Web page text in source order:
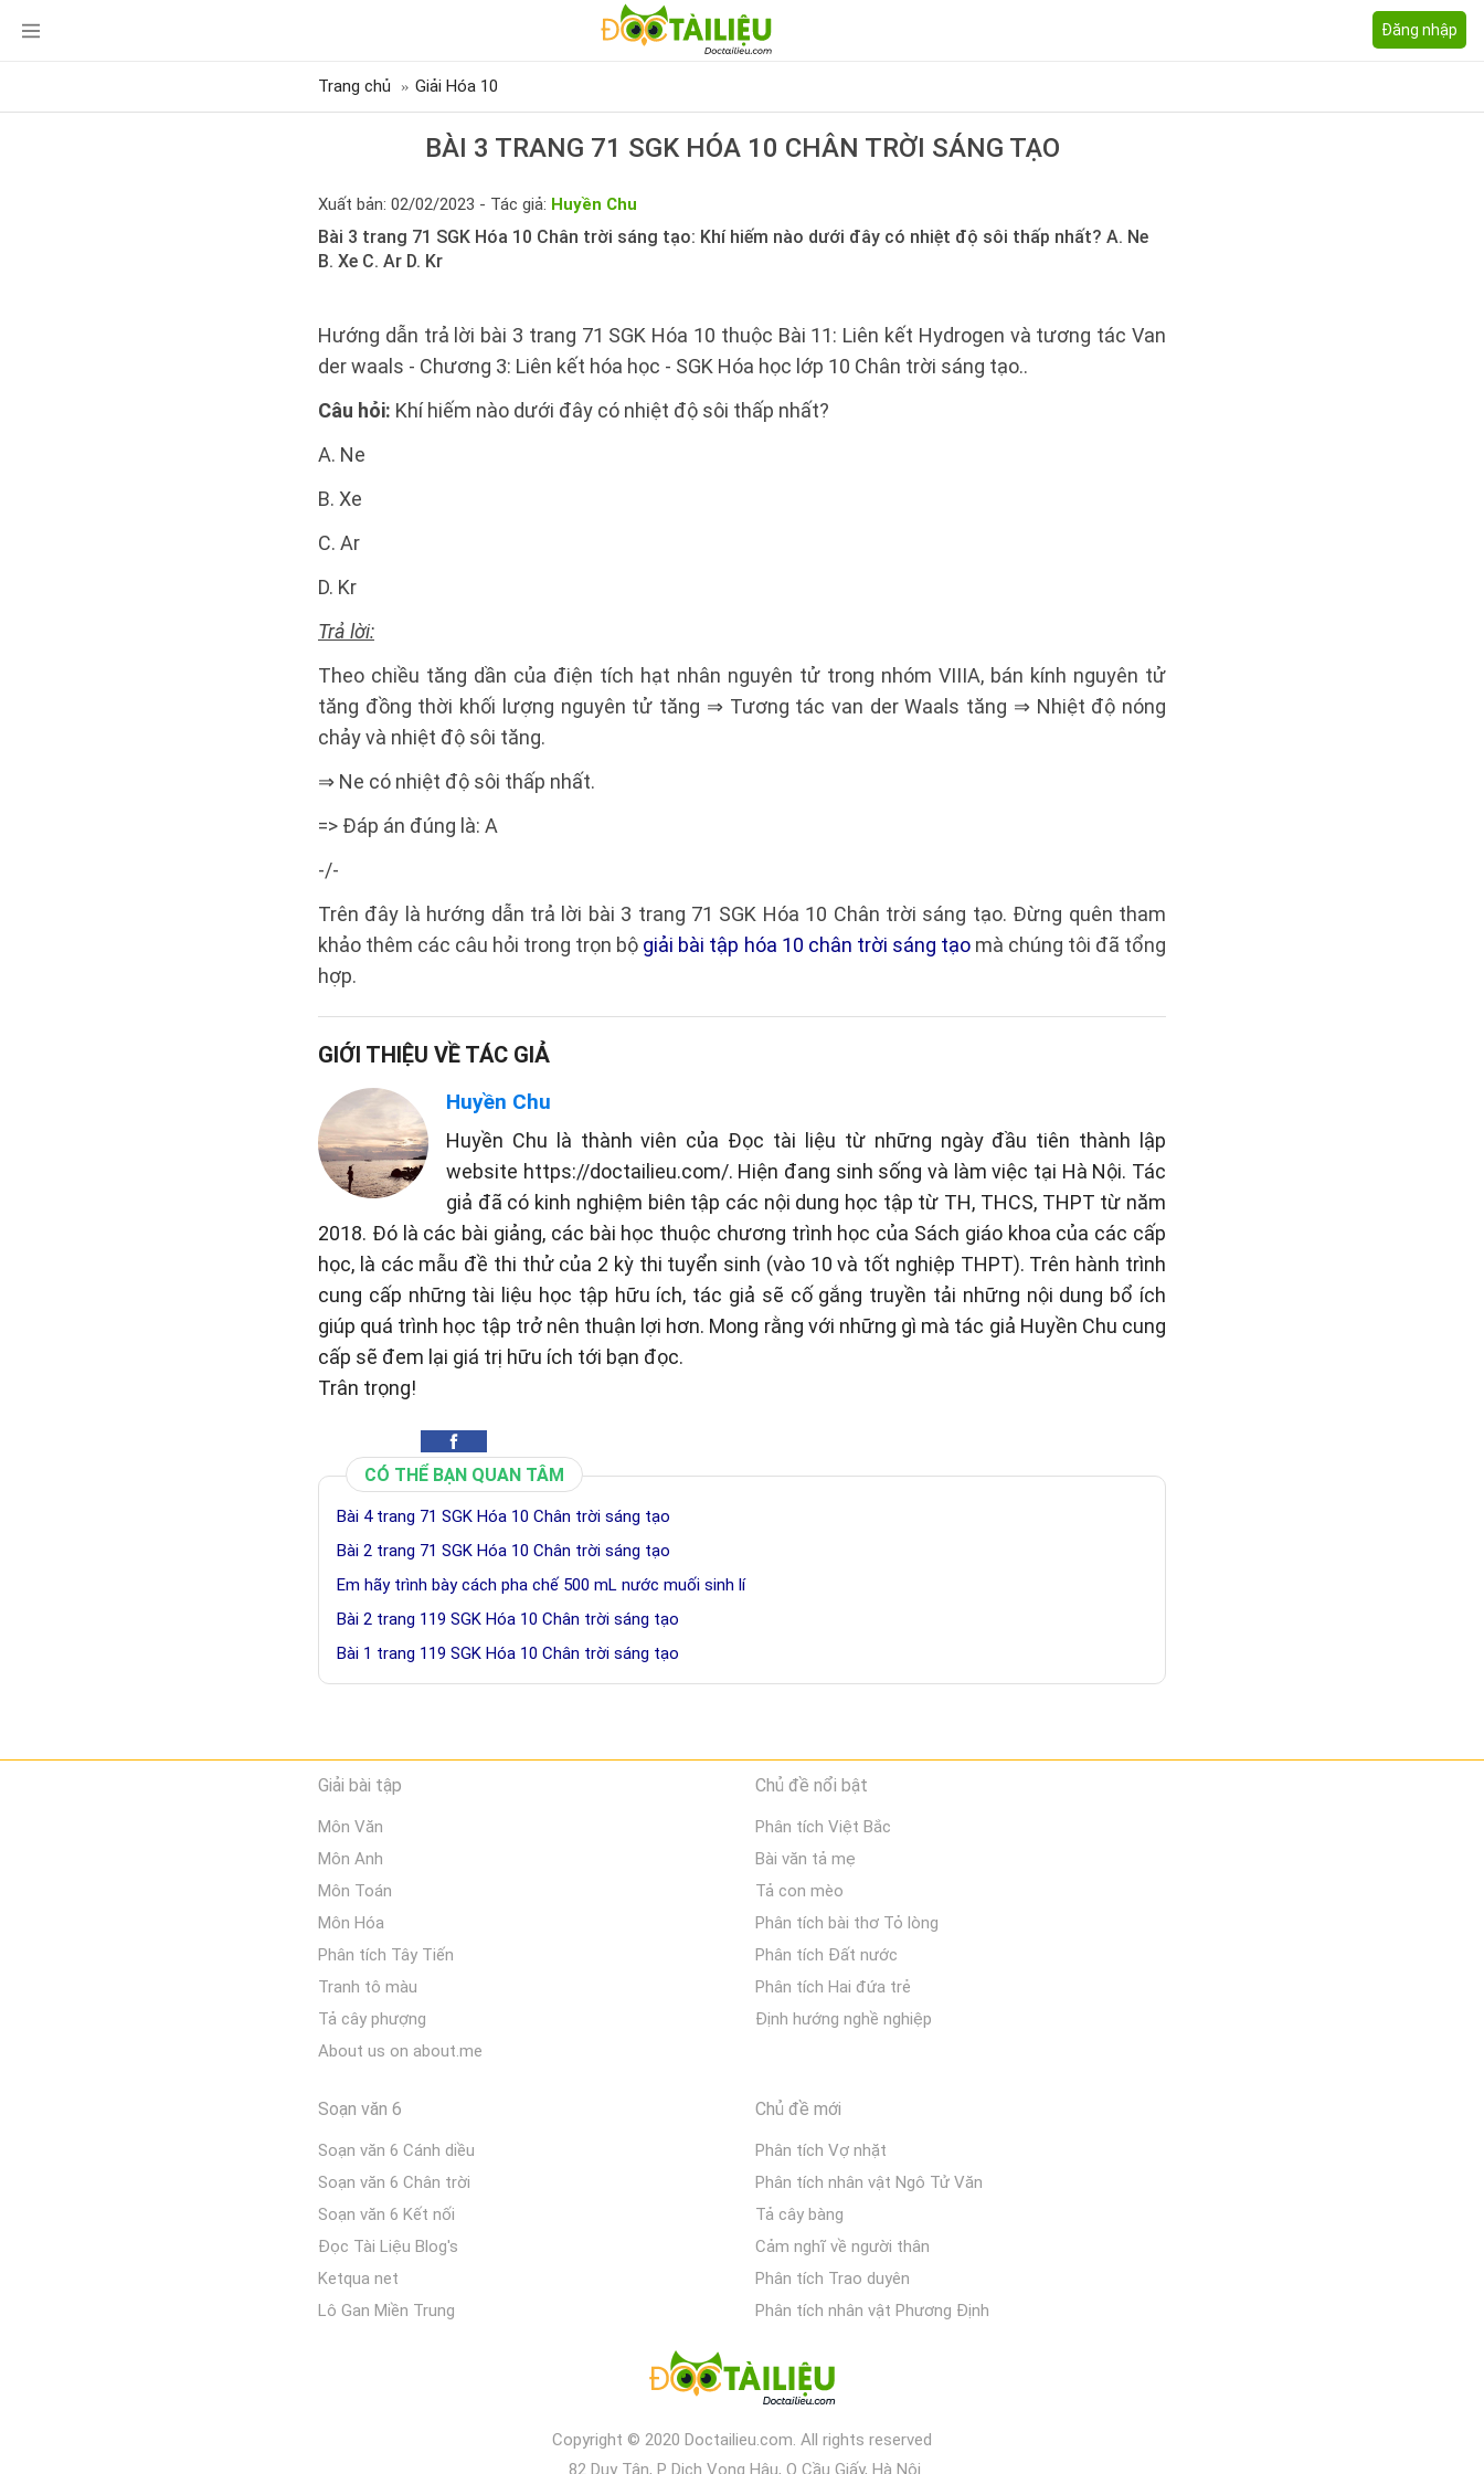
Đăng nhập
Trang chủ Giải Hóa 10
BÀI 3 TRANG 71 SGK HÓA 10 CHÂN TRỜI SÁNG TẠO
Xuất bản: 02/02/2023 - Tác giả: Huyền Chu
Bài 3 trang 71 SGK Hóa 10 Chân trời sáng tạo: Khí hiếm nào dưới đây có nhiệt độ sôi thấp nhất? A. Ne
B. Xe C. Ar D. Kr
Hướng dẫn trả lời bài 3 trang 71 SGK Hóa 10 thuộc Bài 11: Liên kết Hydrogen và tương tác Van
der waals - Chương 3: Liên kết hóa học - SGK Hóa học lớp 10 Chân trời sáng tạo..
Câu hỏi: Khí hiếm nào dưới đây có nhiệt độ sôi thấp nhất?
A. Ne
B. Xe
C. Ar
D. Kr
Trả lời:
Theo chiều tăng dần của điện tích hạt nhân nguyên tử trong nhóm VIIIA, bán kính nguyên tử
tăng đồng thời khối lượng nguyên tử tăng ⇒ Tương tác van der Waals tăng ⇒ Nhiệt độ nóng
chảy và nhiệt độ sôi tăng.
⇒ Ne có nhiệt độ sôi thấp nhất.
=> Đáp án đúng là: A
-/-
Trên đây là hướng dẫn trả lời bài 3 trang 71 SGK Hóa 10 Chân trời sáng tạo. Đừng quên tham
khảo thêm các câu hỏi trong trọn bộ giải bài tập hóa 10 chân trời sáng tạomà chúng tôi đã tổng
hợp.
GIỚI THIỆU VỀ TÁC GIẢ
Huyền Chu
Huyền Chu là thành viên của Đọc tài liệu từ những ngày đầu tiên thành lập
website https://doctailieu.com/. Hiện đang sinh sống và làm việc tại Hà Nội. Tác
giả đã có kinh nghiệm biên tập các nội dung học tập từ TH, THCS, THPT từ năm
2018. Đó là các bài giảng, các bài học thuộc chương trình học của Sách giáo khoa của các cấp
học, là các mẫu đề thi thử của 2 kỳ thi tuyển sinh (vào 10 và tốt nghiệp THPT). Trên hành trình
cung cấp những tài liệu học tập hữu ích, tác giả sẽ cố gắng truyền tải những nội dung bổ ích
giúp quá trình học tập trở nên thuận lợi hơn. Mong rằng với những gì mà tác giả Huyền Chu cung
cấp sẽ đem lại giá trị hữu ích tới bạn đọc.
Trân trọng!
CÓ THỂ BẠN QUAN TÂM
Bài 4 trang 71 SGK Hóa 10 Chân trời sáng tạo
Bài 2 trang 71 SGK Hóa 10 Chân trời sáng tạo
Em hãy trình bày cách pha chế 500 mL nước muối sinh lí
Bài 2 trang 119 SGK Hóa 10 Chân trời sáng tạo
Bài 1 trang 119 SGK Hóa 10 Chân trời sáng tạo
Giải bài tập
Môn Văn
Môn Anh
Môn Toán
Môn Hóa
Phân tích Tây Tiến
Tranh tô màu
Tả cây phượng
About us on about.me
Chủ đề nổi bật
Phân tích Việt Bắc
Bài văn tả mẹ
Tả con mèo
Phân tích bài thơ Tỏ lòng
Phân tích Đất nước
Phân tích Hai đứa trẻ
Định hướng nghề nghiệp
Soạn văn 6
Soạn văn 6 Cánh diều
Soạn văn 6 Chân trời
Soạn văn 6 Kết nối
Đọc Tài Liệu Blog's
Ketqua net
Lô Gan Miền Trung
Chủ đề mới
Phân tích Vợ nhặt
Phân tích nhân vật Ngô Tử Văn
Tả cây bàng
Cảm nghĩ về người thân
Phân tích Trao duyên
Phân tích nhân vật Phương Định
Copyright © 2020 Doctailieu.com. All rights reserved
82 Duy Tân, P Dịch Vọng Hậu, Q Cầu Giấy, Hà Nội